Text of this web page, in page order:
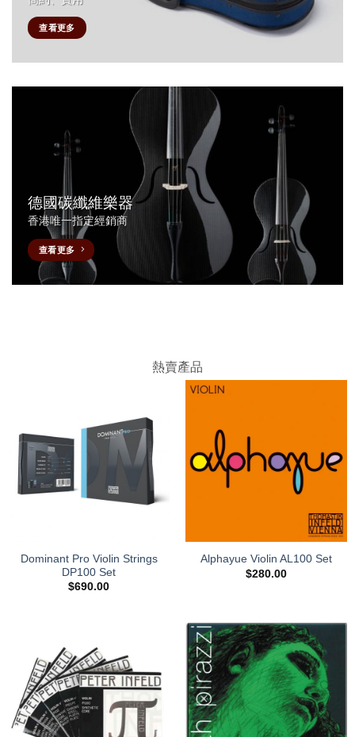
查看更多
德國碳纖維樂器
香港唯一指定經銷商
查看更多
熱賣產品
Dominant Pro Violin Strings
DP100 Set
$690.00
Alphayue Violin AL100 Set
$280.00